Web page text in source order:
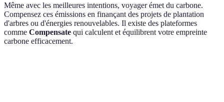
Même avec les meilleures intentions, voyager émet du carbone.
Compensez ces émissions en finançant des projets de plantation
d'arbres ou d'énergies renouvelables. Il existe des plateformes
comme Compensate qui calculent et équilibrent votre empreinte
carbone efficacement.